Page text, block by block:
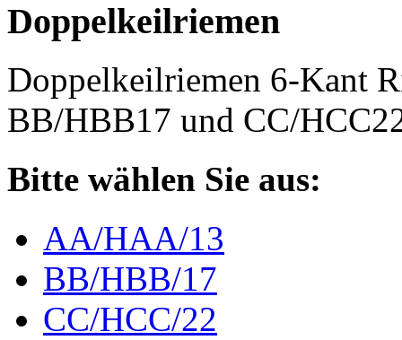
Doppelkeilriemen
Doppelkeilriemen 6-Kant
BB/HBB17 und CC/
Bitte wählen Sie aus:
AA/HAA/13
BB/HBB/17
CC/HCC/22